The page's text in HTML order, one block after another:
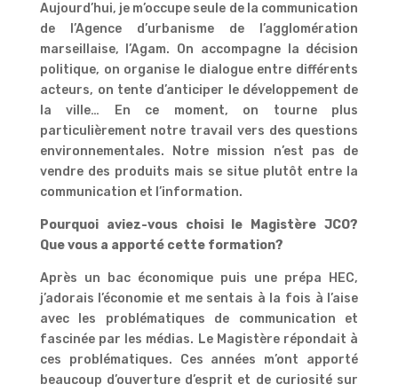
Aujourd’hui, je m’occupe seule de la communication
de l’Agence d’urbanisme de l’agglomération
marseillaise, l’Agam. On accompagne la décision
politique, on organise le dialogue entre différents
acteurs, on tente d’anticiper le développement de
la ville… En ce moment, on tourne plus
particulièrement notre travail vers des questions
environnementales. Notre mission n’est pas de
vendre des produits mais se situe plutôt entre la
communication et l’information.
Pourquoi aviez-vous choisi le Magistère JCO?
Que vous a apporté cette formation?
Après un bac économique puis une prépa HEC,
j’adorais l’économie et me sentais à la fois à l’aise
avec les problématiques de communication et
fascinée par les médias. Le Magistère répondait à
ces problématiques. Ces années m’ont apporté
beaucoup d’ouverture d’esprit et de curiosité sur